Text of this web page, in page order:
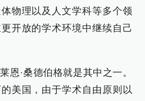
物理以及人文学科等多个领
开放的学术环境中继续自己
恩·桑德伯格就是其中之一。
美国，由于学术自由原则以